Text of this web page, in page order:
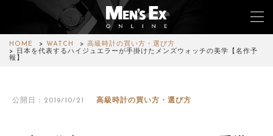
HOME WATCH
高級時計の買い方・選び方
日本を代表するハイジュエラーが手掛けたメンズウォッチの美学【名作予
報】
公開日：2019/10/21 高級時計の買い方・選び方
FASHION
WATCH